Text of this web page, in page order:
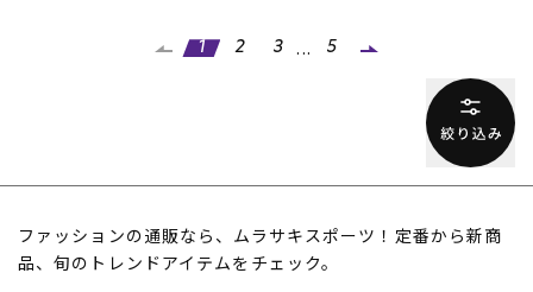
1 2 3 ... 5
ファッションの通販なら、ムラサキスポーツ！定番から新商
品、旬のトレンドアイテムをチェック。